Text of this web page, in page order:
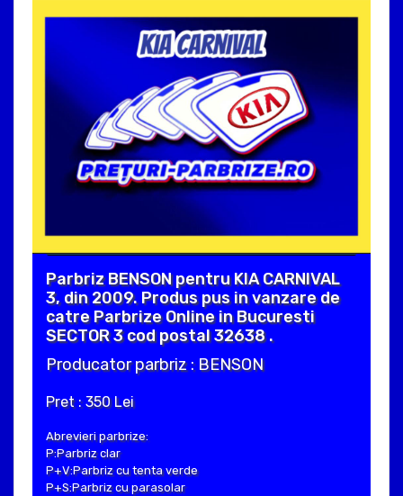
Parbriz BENSON pentru KIA CARNIVAL
3, din 2009. Produs pus in vanzare de
catre Parbrize Online in Bucuresti
SECTOR 3 cod postal 32638 .
Producator parbriz : BENSON
Pret : 350 Lei
Abrevieri parbrize:
P:Parbriz clar
P+V:Parbriz cu tenta verde
P+S:Parbriz cu parasolar